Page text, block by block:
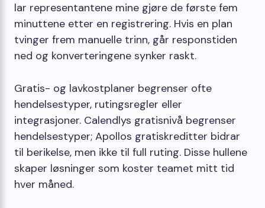
lar representantene mine gjøre de første fem
minuttene etter en registrering. Hvis en plan
tvinger frem manuelle trinn, går responstiden
ned og konverteringene synker raskt.
Gratis- og lavkostplaner begrenser ofte
hendelsestyper, rutingsregler eller
integrasjoner. Calendlys gratisnivå begrenser
hendelsestyper; Apollos gratiskreditter bidrar
til berikelse, men ikke til full ruting. Disse hullene
skaper løsninger som koster teamet mitt tid
hver måned.